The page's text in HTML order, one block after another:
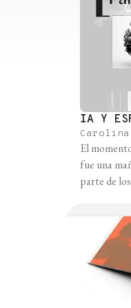
IA Y
El momento cero La del 30 de
fue una
parte de
la
potencial